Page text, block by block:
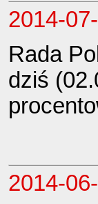
2014-
Rada
dziś
2014-